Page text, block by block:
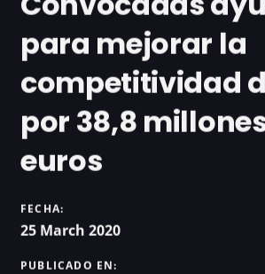
para mejorar la
competitividad
por 38,8
euros
FECHA:
25 March 2020
PUBLICADO EN: